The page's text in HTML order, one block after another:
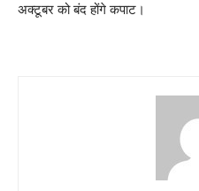
अक्टूबर को बंद होंगे कपाट।